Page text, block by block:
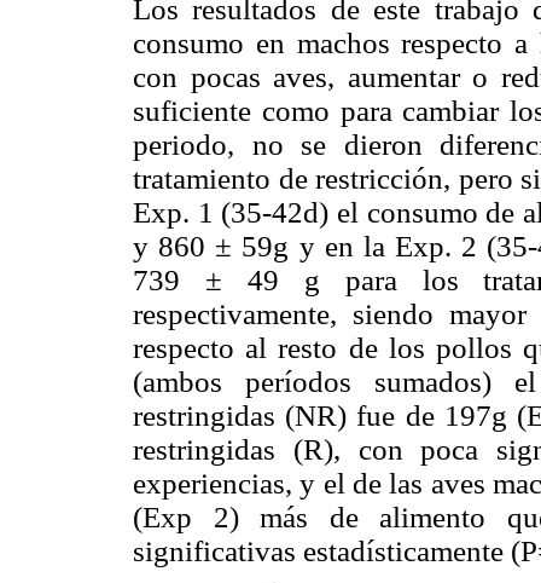
Los resultados de este trabajo
consumo en machos respecto
con pocas aves, aumentar o
suficiente como para cambiar
periodo, no se dieron
tratamiento de restricción, pero
Exp. 1 (35-42d) el consumo de
y 860 ± 59g y en la Exp. 2
739 ± 49 g para los
respectivamente, siendo
respecto al resto de los pollos
(ambos períodos sumados)
restringidas (NR) fue de 197g
restringidas (R), con poca
experiencias, y el de las aves
(Exp 2) más de alimento
significativas estadísticamente